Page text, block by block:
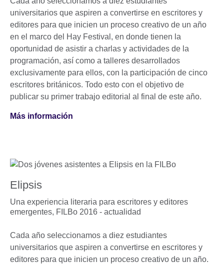
universitarios que aspiren a convertirse en escritores y
editores para que inicien un proceso creativo de un año
en el marco del Hay Festival, en donde tienen la
oportunidad de asistir a charlas y actividades de la
programación, así como a talleres desarrollados
exclusivamente para ellos, con la participación de cinco
escritores británicos. Todo esto con el objetivo de
publicar su primer trabajo editorial al final de este año.
Más información
Elipsis
Una experiencia literaria para escritores y editores
emergentes, FILBo 2016 - actualidad
Cada año seleccionamos a diez estudiantes
universitarios que aspiren a convertirse en escritores y
editores para que inicien un proceso creativo de un año.